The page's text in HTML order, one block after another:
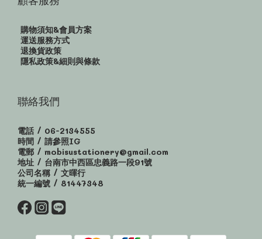
購物須知&會員方案
運送服務方式
退換貨政策
隱私政策&細則與條款
聯絡我們
電話 / 06-2134555
時間 / 請參照IG
電郵 / mobisustationery@gmail.com
地址 / 台南市中西區忠義路一段91號
公司名稱 / 文暉行
統一編號 / 81447348